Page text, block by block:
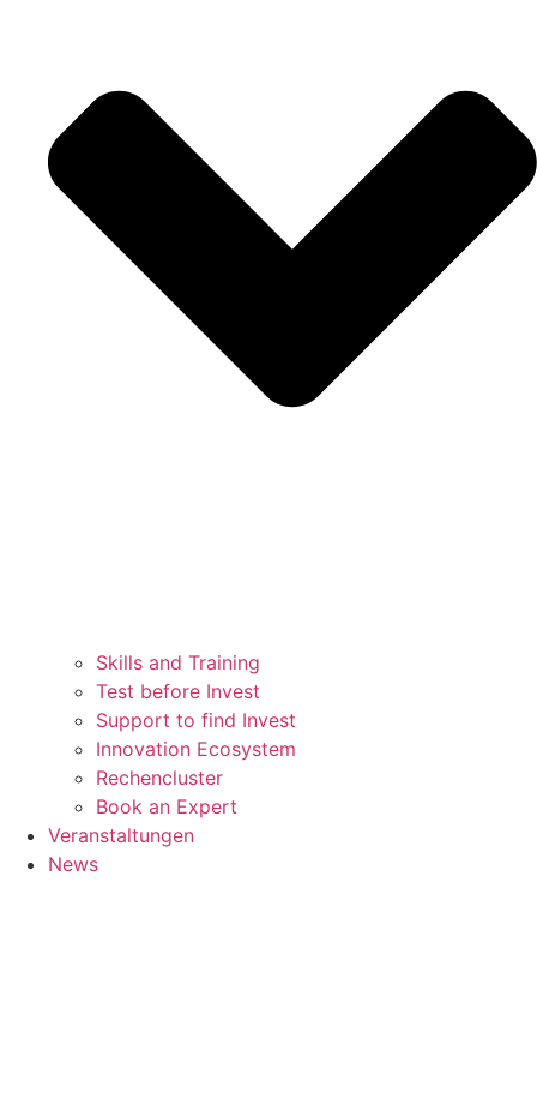
Skills and Training
Test before Invest
Support to find Invest
Innovation Ecosystem
Rechencluster​
Book an Expert
Veranstaltungen
News